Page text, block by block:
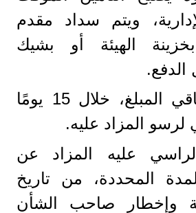
ويتم سداد مقدم
الهيئة أو بشيك
ويتم سداد باقي المبلغ، خلال 15 يومًا
لرسو المزاد عليه.
عليه المزاد عن
المحددة، من تاريخ
وإخطار صاحب الشأن